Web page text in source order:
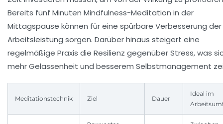
Bereits fünf Minuten Mindfulness-Meditation in der
Mittagspause können für eine spürbare Verbesserung der
Arbeitsleistung sorgen. Darüber hinaus steigert eine
regelmäßige Praxis die Resilienz gegenüber Stress, was
mehr Gelassenheit und besserem Selbstmanagement
Meditationstechnik Ziel Dauer
Ideal im